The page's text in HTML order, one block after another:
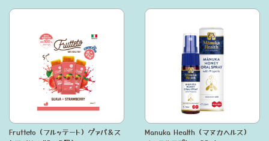
Frutteto（フルッテート）グァバ＆ス
Manuka Health（マヌカヘルス）